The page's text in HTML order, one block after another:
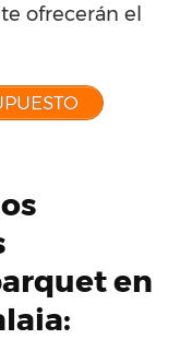
ofrecerán el
en